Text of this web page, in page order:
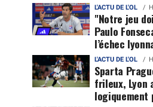
L'ACTU DE L'OL
"Notre jeu
Paulo
l’échec
L'ACTU DE L'OL
Sparta
frileux, Lyon
logiquement